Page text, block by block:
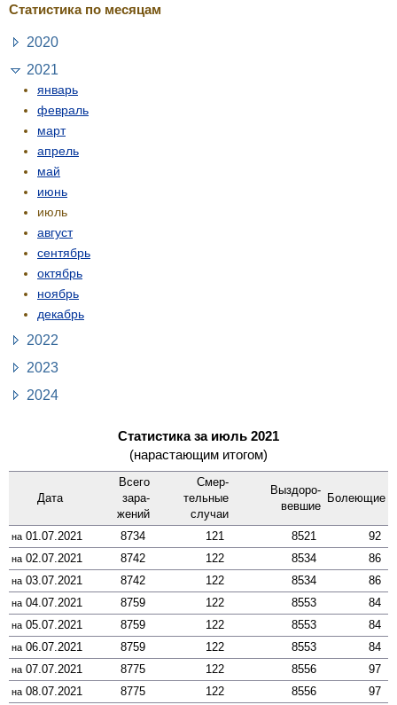
Статистика по месяцам
2020
2021
январь
февраль
март
апрель
май
июнь
июль
август
сентябрь
октябрь
ноябрь
декабрь
2022
2023
2024
Статистика за июль 2021
(нарастающим итогом)
Дата
Всего
зара­
жений
Смер­
тельные
случаи
Выздоро­
вевшие
Боле­ющие
на 01.07.2021 8734 121 8521 92
на 02.07.2021 8742 122 8534 86
на 03.07.2021 8742 122 8534 86
на 04.07.2021 8759 122 8553 84
на 05.07.2021 8759 122 8553 84
на 06.07.2021 8759 122 8553 84
на 07.07.2021 8775 122 8556 97
на 08.07.2021 8775 122 8556 97